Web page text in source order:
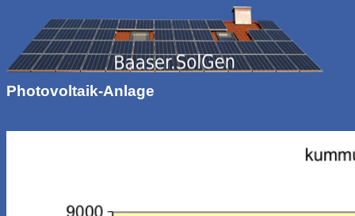
Photovoltaik-Anlage